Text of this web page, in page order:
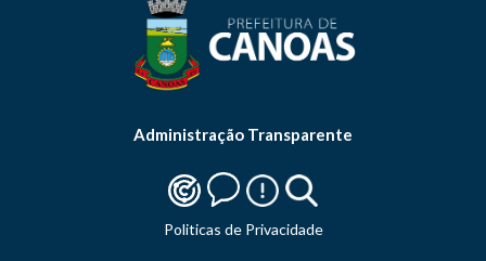
Administração Transparente
Politicas de Privacidade